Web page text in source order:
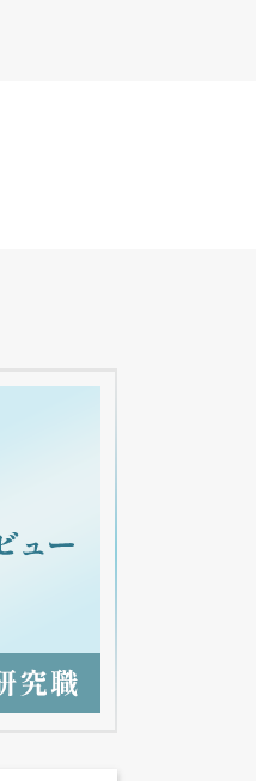
イトをリニューアル